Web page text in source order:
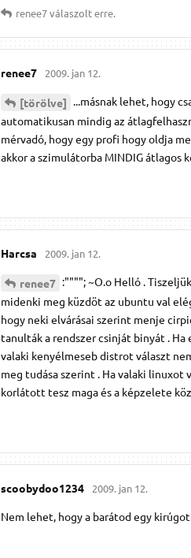
renee7válaszolt erre.
renee7 2009. jan 12.
[törölve] ...másnak lehet, hogy
automatikusan mindig az
mérvadó, hogy egy profi hogy oldja
akkor a szimulátorba MINDIG
Harcsa 2009. jan 12.
renee7 :""""; ~O.o Helló .
midenki meg küzdöt az ubuntu val
hogy neki elvárásai szerint menje
tanulták a rendszer csinját binyát .
valaki kenyélmeseb distrot választ
meg tudása szerint . Ha valaki linuxot
korlátott tesz maga és a képzelete
scoobydoo1234 2009. jan 12.
Nem lehet, hogy a barátod egy